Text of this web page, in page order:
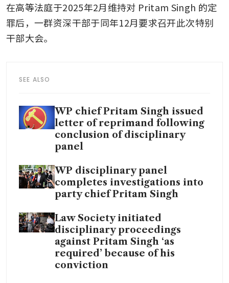
在高等法庭于2025年2月维持对 Pritam Singh 的定
罪后，一群资深干部于同年12月要求召开此次特别
干部大会。
SEE ALSO
WP chief Pritam Singh issued
letter of reprimand following
conclusion of disciplinary
panel
WP disciplinary panel
completes investigations into
party chief Pritam Singh
Law Society initiated
disciplinary proceedings
against Pritam Singh ‘as
required’ because of his
conviction